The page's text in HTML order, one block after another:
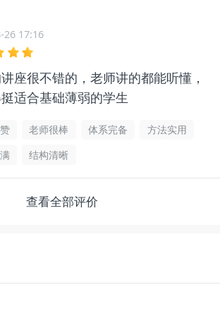
26 17:16
座很不错的，老师讲的都能听懂，
适合基础薄弱的学生
老师很棒 体系完备
方法实用
结构清晰
查看全部评价